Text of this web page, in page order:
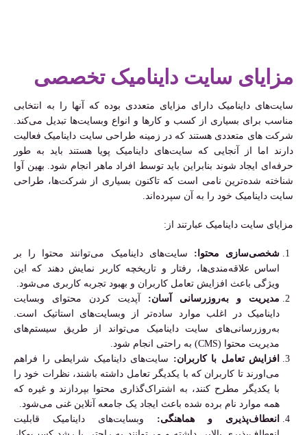
مزایای سایت داینامیک تخصصی
سایت‌های داینامیک دارای مزایای متعددی بوده که آنها را به انتخابی
مناسب برای بسیاری از کسب ‌و کارها و انواع وبسایت‌ها تبدیل می‌کند.
شرکت های متعددی هستند که در زمینه طراحی سایت داینامیک فعالیت
دارند اما از آنجایی که سایت‌های داینامیک پویا هستند باید به طور
حرفه‌ای ایجاد شوند بنابراین باید توسط افراد ماهر انجام شود. بهین آوا
شناخته شده‌ترین نامی است که تاکنون بسیاری از شرکت‌ها، طراحی
سایت داینامیک خود را به آن سپرده‌اند.
مزایای سایت داینامیک عبارتند از:
شخصی‌سازی محتوا: سایت‌های داینامیک می‌توانند محتوا را بر
اساس علاقه‌مندی‌ها، رفتار و تاریخچه کاربر نمایش دهند که این
ویژگی باعث افزایش تعامل کاربران و بهبود تجربه کاربری می‌شود.
مدیریت و به‌روزرسانی آسان: آپدیت کردن محتوای وبسایت
داینامیک در اغلب موارد ساده‌تر از وبسایت‌های استاتیک است.
به‌روزرسانی‌های سایت داینامیک می‌تواند از طریق سیستم‌های
مدیریت محتوا (CMS) به راحتی انجام شود.
افزایش تعامل با کاربران: سایت‌های داینامیک شرایطی را فراهم
می‌اورند تا کاربران که با یکدیگر تعامل داشته باشند، نظرات خود را
با یکدیگر مطرح کنند، به اشتراک‌گذاری محتوا بپردازند و غیره که
همه موارد نام برده شده باعث ایجاد یک جامعه آنلاین غنی می‌شود.
انعطاف‌پذیری و هماهنگی: وبسایت‌های داینامیک قابلیت